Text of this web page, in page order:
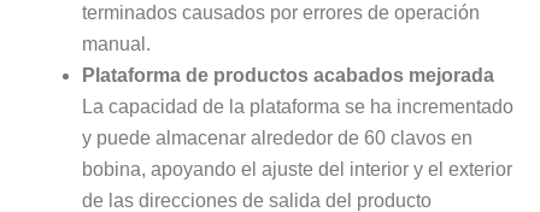
terminados causados por errores de operación
manual.
Plataforma de productos acabados mejorada
La capacidad de la plataforma se ha incrementado
y puede almacenar alrededor de 60 clavos en
bobina, apoyando el ajuste del interior y el exterior
de las direcciones de salida del producto